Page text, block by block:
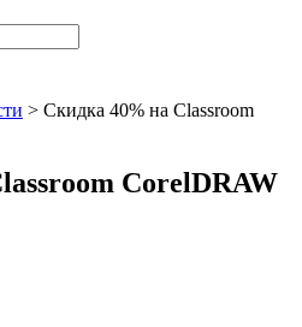
> Скидка 40% на Classroom
CorelDRAW